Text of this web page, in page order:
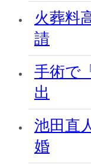
火葬料
請
手術で
出
池田直
婚